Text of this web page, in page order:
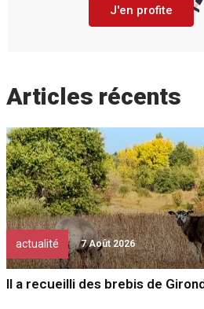
J'en profite
Articles récents
actualité 7 Août 2026
Il a recueilli des brebis de